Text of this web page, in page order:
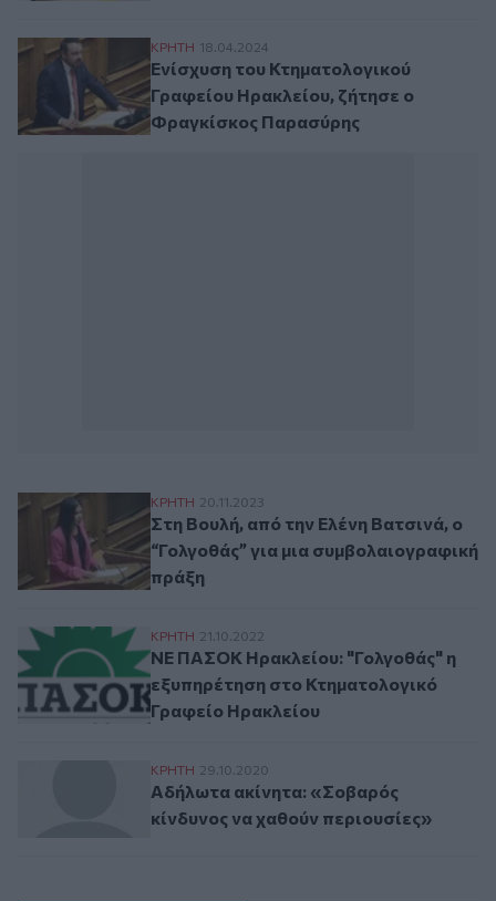
Ενίσχυση του Κτηματολογικού
ΚΡΗΤΗ 18.04.2024
Ενίσχυση του Κτηματολογικού
Γραφείου Ηρακλείου, ζήτησε ο
Φραγκίσκος Παρασύρης
Στη Βουλή, από την Ελένη Βατσινά, ο
ΚΡΗΤΗ 20.11.2023
Στη Βουλή, από την Ελένη Βατσινά, ο
“Γολγοθάς” για μια συμβολαιογραφική
πράξη
ΝΕ ΠΑΣΟΚ Ηρακλείου: "Γολγοθάς" η
ΚΡΗΤΗ 21.10.2022
ΝΕ ΠΑΣΟΚ Ηρακλείου: "Γολγοθάς" η
εξυπηρέτηση στο Κτηματολογικό
Γραφείο Ηρακλείου
Αδήλωτα ακίνητα: «Σοβαρός κίνδυνος να
ΚΡΗΤΗ 29.10.2020
Αδήλωτα ακίνητα: «Σοβαρός
κίνδυνος να χαθούν περιουσίες»